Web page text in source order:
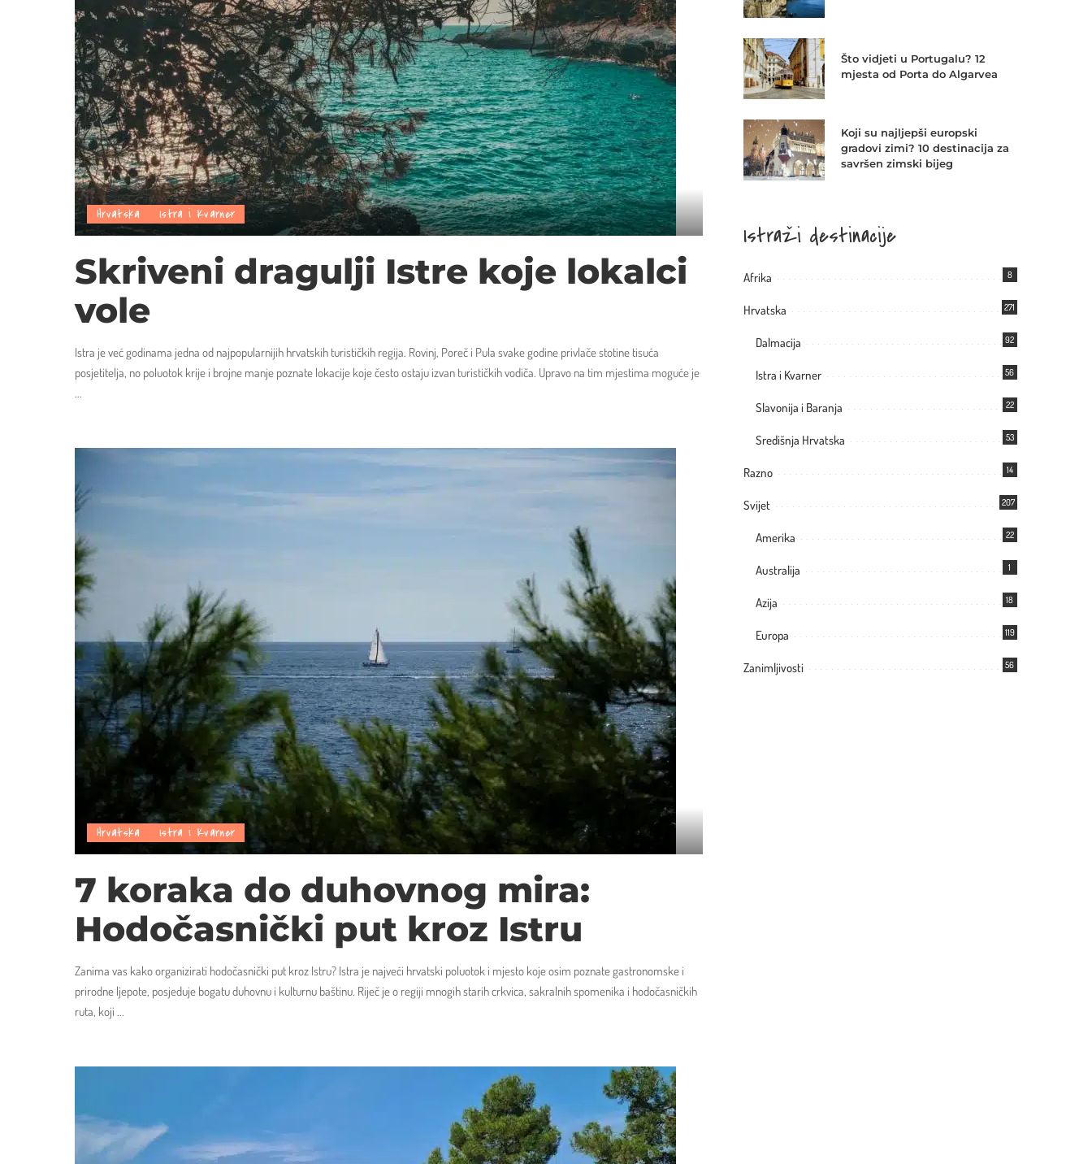
Hrvatska Istra i Kvarner
Skriveni dragulji Istre koje lokalci
vole
Istra je već godinama jedna od najpopularnijih hrvatskih turističkih regija. Rovinj, Poreč i Pula svake godine privlače stotine tisuća
posjetitelja, no poluotok krije i brojne manje poznate lokacije koje često ostaju izvan turističkih vodiča. Upravo na tim mjestima moguće je
...
Hrvatska Istra i Kvarner
7 koraka do duhovnog mira:
Hodočasnički put kroz Istru
Zanima vas kako organizirati hodočasnički put kroz Istru? Istra je najveći hrvatski poluotok i mjesto koje osim poznate gastronomske i
prirodne ljepote, posjeduje bogatu duhovnu i kulturnu baštinu. Riječ je o regiji mnogih starih crkvica, sakralnih spomenika i hodočasničkih
ruta, koji ...
Što vidjeti u Portugalu? 12
mjesta od Porta do Algarvea
Koji su najljepši europski
gradovi zimi? 10 destinacija za
savršen zimski bijeg
Istraži destinacije
Afrika 8
Hrvatska 271
Dalmacija 92
Istra i Kvarner 56
Slavonija i Baranja 22
Središnja Hrvatska 53
Razno 14
Svijet 207
Amerika 22
Australija 1
Azija 18
Europa 119
Zanimljivosti 56